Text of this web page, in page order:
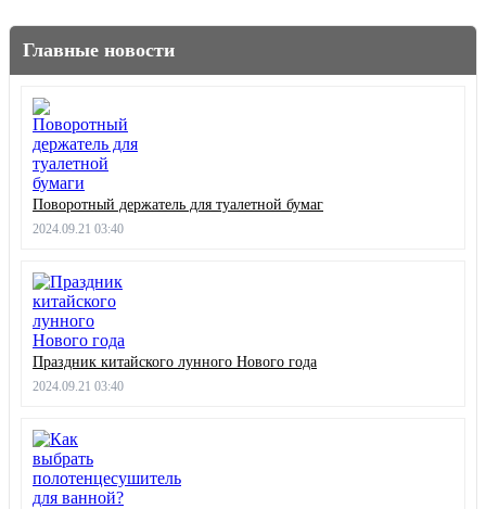
Главные новости
Поворотный держатель для туалетной бумаг
2024.09.21 03:40
Праздник китайского лунного Нового года
2024.09.21 03:40